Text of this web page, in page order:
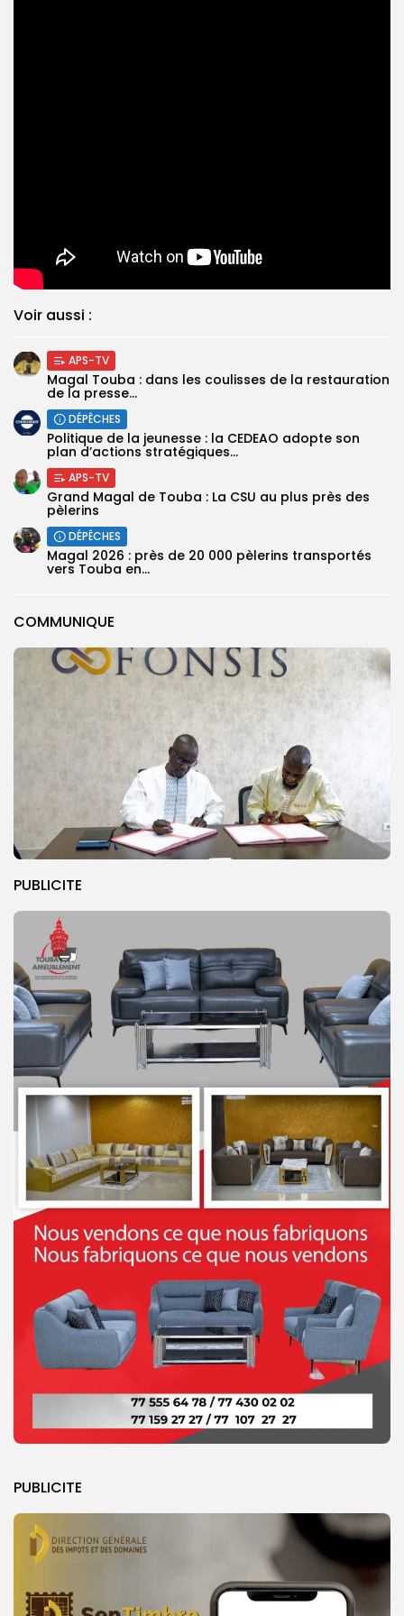
COMMUNIQUE
PUBLICITE
PUBLICITE
Voir aussi :
APS-TV
Magal Touba : dans les coulisses de la restauration
de la presse...
DÉPÊCHES
Politique de la jeunesse : la CEDEAO adopte son
plan d’actions stratégiques...
APS-TV
Grand Magal de Touba : La CSU au plus près des
pèlerins
DÉPÊCHES
Magal 2026 : près de 20 000 pèlerins transportés
vers Touba en...